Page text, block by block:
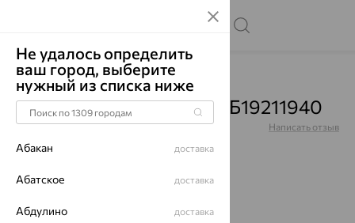
Главная Каталог Броши Фианит
Брошь, золото, фианит, Б19211940
Артикул:Б19211940 Написать отзыв
Не удалось определить
ваш город, выберите
нужный из списка ниже
Абакан доставка
Абатское доставка
Абдулино доставка